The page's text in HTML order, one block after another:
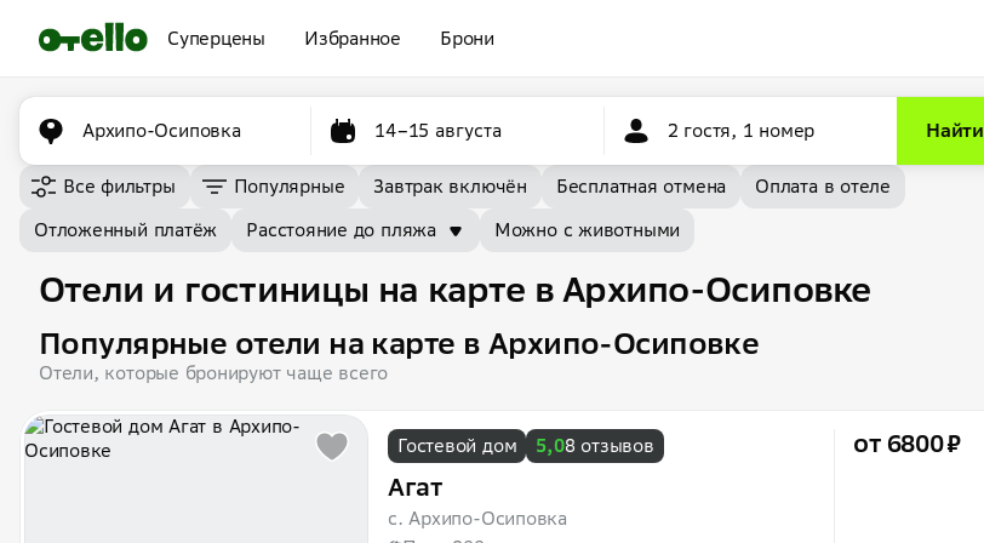
Суперцены Избранное Брони
Архипо-Осиповка 14–15 августа 2 гостя, 1 номер Найти
Все фильтры Популярные Завтрак включён Бесплатная отмена
Оплата в отеле
Отложенный платёж
Расстояние до пляжа Можно с животными
Отели и гостиницы на карте в Архипо-Осиповке
Популярные отели на карте в Архипо-Осиповке
Отели, которые бронируют чаще всего
Гостевой дом 5,08 отзывов
Агат
с. Архипо-Осиповка
от 6800 ₽